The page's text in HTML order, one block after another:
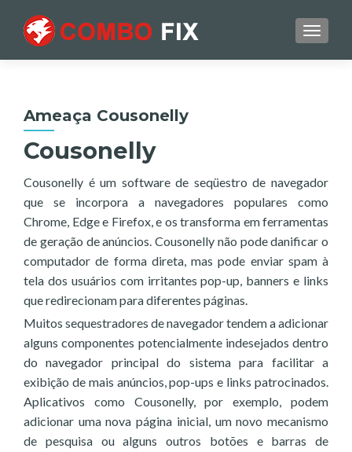
Ameaça Cousonelly
Cousonelly
Cousonelly é um software de seqüestro de navegador
que se incorpora a navegadores populares como
Chrome, Edge e Firefox, e os transforma em ferramentas
de geração de anúncios. Cousonelly não pode danificar o
computador de forma direta, mas pode enviar spam à
tela dos usuários com irritantes pop-up, banners e links
que redirecionam para diferentes páginas.
Muitos sequestradores de navegador tendem a adicionar
alguns componentes potencialmente indesejados dentro
do navegador principal do sistema para facilitar a
exibição de mais anúncios, pop-ups e links patrocinados.
Aplicativos como Cousonelly, por exemplo, podem
adicionar uma nova página inicial, um novo mecanismo
de pesquisa ou alguns outros botões e barras de